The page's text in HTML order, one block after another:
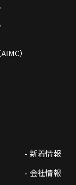
）
- 新着情報
- 会社情報